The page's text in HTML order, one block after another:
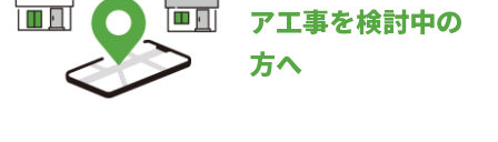
ア工事を検討中の
方へ